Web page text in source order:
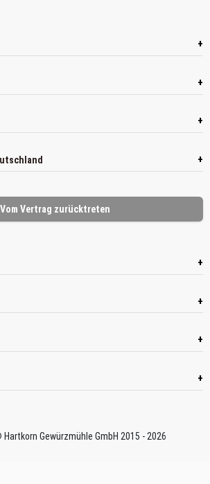
+
+
+
+
Vom Vertrag zurücktreten
+
+
+
+
Hartkorn Gewürzmühle GmbH 2015 - 2026